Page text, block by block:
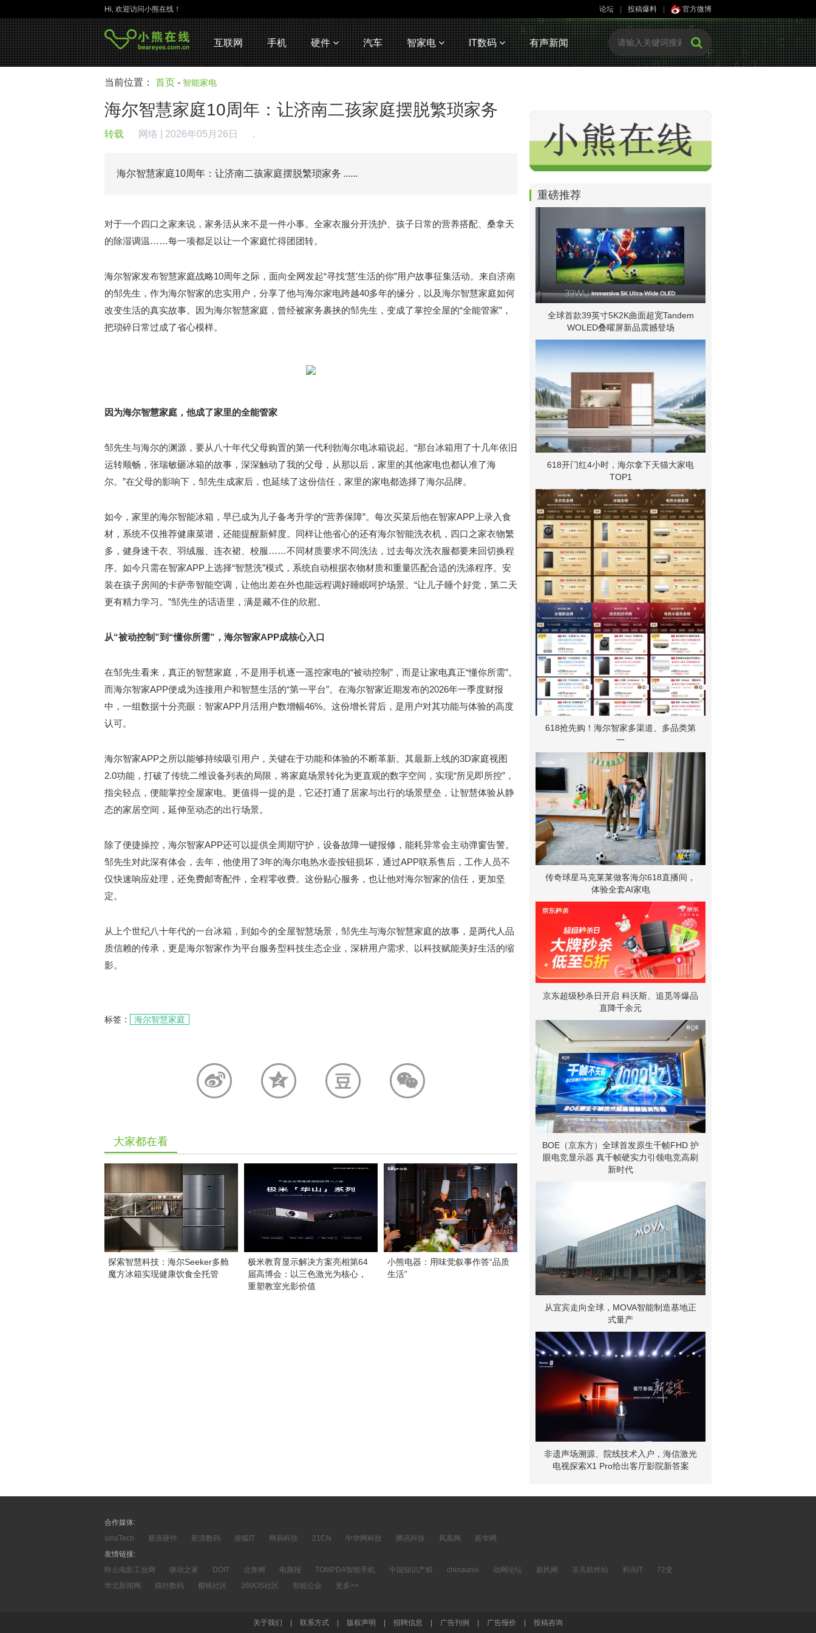
Hi, 欢迎访问小熊在线！ 论坛 投稿爆料 官方微博
互联网 手机 硬件 汽车 智家电 IT数码 有声新闻
当前位置： 首页 - 智能家电
海尔智慧家庭10周年：让济南二孩家庭摆脱繁琐家务
转载 网络 | 2026年05月26日 .
海尔智慧家庭10周年：让济南二孩家庭摆脱繁琐家务 ......
对于一个四口之家来说，家务活从来不是一件小事。全家衣服分开洗护、孩子日常的营养搭配、桑拿天
的除湿调温……每一项都足以让一个家庭忙得团团转。
海尔智家发布智慧家庭战略10周年之际，面向全网发起“寻找‘慧’生活的你”用户故事征集活动。来自济南
的邹先生，作为海尔智家的忠实用户，分享了他与海尔家电跨越40多年的缘分，以及海尔智慧家庭如何
改变生活的真实故事。因为海尔智慧家庭，曾经被家务裹挟的邹先生，变成了掌控全屋的“全能管家”，
把琐碎日常过成了省心模样。
因为海尔智慧家庭，他成了家里的全能管家
邹先生与海尔的渊源，要从八十年代父母购置的第一代利勃海尔电冰箱说起。“那台冰箱用了十几年依旧
运转顺畅，张瑞敏砸冰箱的故事，深深触动了我的父母，从那以后，家里的其他家电也都认准了海
尔。”在父母的影响下，邹先生成家后，也延续了这份信任，家里的家电都选择了海尔品牌。
如今，家里的海尔智能冰箱，早已成为儿子备考升学的“营养保障”。每次买菜后他在智家APP上录入食
材，系统不仅推荐健康菜谱，还能提醒新鲜度。同样让他省心的还有海尔智能洗衣机，四口之家衣物繁
多，健身速干衣、羽绒服、连衣裙、校服……不同材质要求不同洗法，过去每次洗衣服都要来回切换程
序。如今只需在智家APP上选择“智慧洗”模式，系统自动根据衣物材质和重量匹配合适的洗涤程序。安
装在孩子房间的卡萨帝智能空调，让他出差在外也能远程调好睡眠呵护场景。“让儿子睡个好觉，第二天
更有精力学习。”邹先生的话语里，满是藏不住的欣慰。
从“被动控制”到“懂你所需”，海尔智家APP成核心入口
在邹先生看来，真正的智慧家庭，不是用手机逐一遥控家电的“被动控制”，而是让家电真正“懂你所需”。
而海尔智家APP便成为连接用户和智慧生活的“第一平台”。在海尔智家近期发布的2026年一季度财报
中，一组数据十分亮眼：智家APP月活用户数增幅46%。这份增长背后，是用户对其功能与体验的高度
认可。
海尔智家APP之所以能够持续吸引用户，关键在于功能和体验的不断革新。其最新上线的3D家庭视图
2.0功能，打破了传统二维设备列表的局限，将家庭场景转化为更直观的数字空间，实现“所见即所控”，
指尖轻点，便能掌控全屋家电。更值得一提的是，它还打通了居家与出行的场景壁垒，让智慧体验从静
态的家居空间，延伸至动态的出行场景。
除了便捷操控，海尔智家APP还可以提供全周期守护，设备故障一键报修，能耗异常会主动弹窗告警。
邹先生对此深有体会，去年，他使用了3年的海尔电热水壶按钮损坏，通过APP联系售后，工作人员不
仅快速响应处理，还免费邮寄配件，全程零收费。这份贴心服务，也让他对海尔智家的信任，更加坚
定。
从上个世纪八十年代的一台冰箱，到如今的全屋智慧场景，邹先生与海尔智慧家庭的故事，是两代人品
质信赖的传承，更是海尔智家作为平台服务型科技生态企业，深耕用户需求、以科技赋能美好生活的缩
影。
标签： 海尔智慧家庭
大家都在看
探索智慧科技：海尔Seeker多舱
魔方冰箱实现健康饮食全托管
极米教育显示解决方案亮相第64
届高博会：以三色激光为核心，
重塑教室光影价值
小熊电器：用味觉叙事作答“品质
生活”
重磅推荐
全球首款39英寸5K2K曲面超宽Tandem
WOLED叠曜屏新品震撼登场
618开门红4小时，海尔拿下天猫大家电
TOP1
618抢先购！海尔智家多渠道、多品类第
一
传奇球星马克莱莱做客海尔618直播间，
体验全套AI家电
京东超级秒杀日开启 科沃斯、追觅等爆品
直降千余元
BOE（京东方）全球首发原生千帧FHD 护
眼电竞显示器 真千帧硬实力引领电竞高刷
新时代
从宜宾走向全球，MOVA智能制造基地正
式量产
非遗声场溯源、院线技术入户，海信激光
电视探索X1 Pro给出客厅影院新答案
合作媒体:
sinaTech
新浪硬件 新浪数码 搜狐IT 网易科技 21CN 中华网科技 腾讯科技 凤凰网
新华网
友情链接:
咔么电影工业网
驱动之家 DOIT 北青网 电脑报 TOMPDA智能手机 中国知识产权 chinaunix 动网论坛 新民网 非凡软件站 和讯IT
72变
华北新闻网
猫扑数码 樱桃社区 360OS社区 智能公会 更多>>
关于我们 | 联系方式 | 版权声明 | 招聘信息 | 广告刊例 | 广告报价 | 投稿咨询